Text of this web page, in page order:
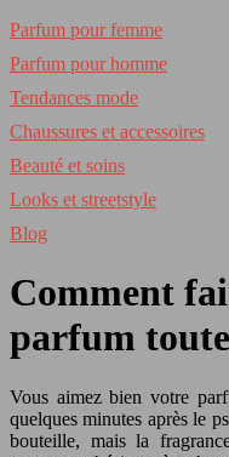
Parfum pour femme
Parfum pour homme
Tendances mode
Chaussures et accessoires
Beauté et soins
Looks et streetstyle
Blog
Comment
parfum
Vous aimez bien votre parfum, mais son odeur disparaît trop vite
quelques minutes après le
bouteille, mais la